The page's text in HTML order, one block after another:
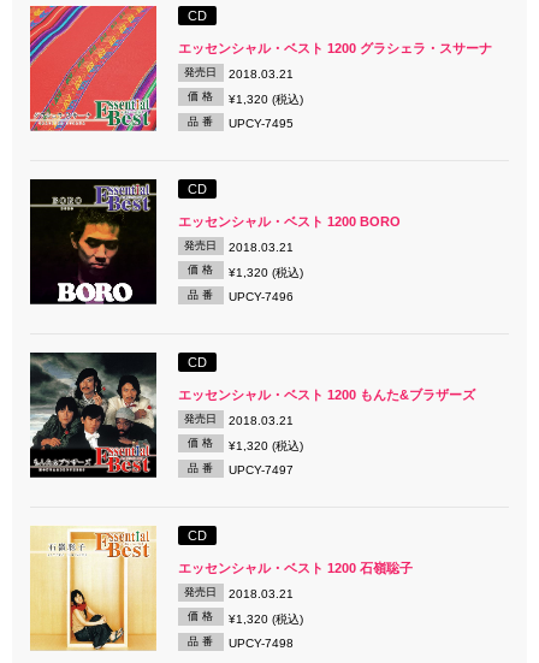
CD
エッセンシャル・ベスト 1200 グラシェラ・スサーナ
発売日 2018.03.21
価 格 ¥1,320 (税込)
品 番 UPCY-7495
CD
エッセンシャル・ベスト 1200 BORO
発売日 2018.03.21
価 格 ¥1,320 (税込)
品 番 UPCY-7496
CD
エッセンシャル・ベスト 1200 もんた&ブラザーズ
発売日 2018.03.21
価 格 ¥1,320 (税込)
品 番 UPCY-7497
CD
エッセンシャル・ベスト 1200 石嶺聡子
発売日 2018.03.21
価 格 ¥1,320 (税込)
品 番 UPCY-7498